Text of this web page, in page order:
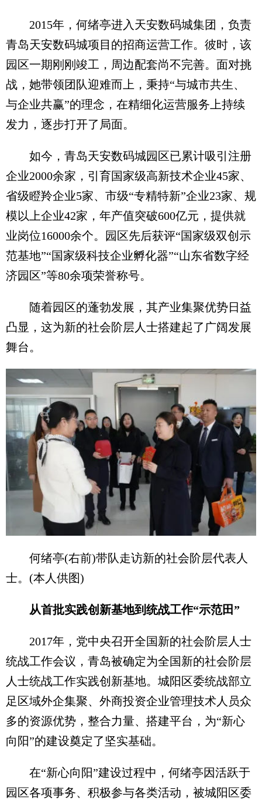
2015年，何绪亭进入天安数码城集团，负责
青岛天安数码城项目的招商运营工作。彼时，该
园区一期刚刚竣工，周边配套尚不完善。面对挑
战，她带领团队迎难而上，秉持“与城市共生、
与企业共赢”的理念，在精细化运营服务上持续
发力，逐步打开了局面。
如今，青岛天安数码城园区已累计吸引注册
企业2000余家，引育国家级高新技术企业45家、
省级瞪羚企业5家、市级“专精特新”企业23家、规
模以上企业42家，年产值突破600亿元，提供就
业岗位16000余个。园区先后获评“国家级双创示
范基地”“国家级科技企业孵化器”“山东省数字经
济园区”等80余项荣誉称号。
随着园区的蓬勃发展，其产业集聚优势日益
凸显，这为新的社会阶层人士搭建起了广阔发展
舞台。
何绪亭(右前)带队走访新的社会阶层代表人
士。(本人供图)
从首批实践创新基地到统战工作“示范田”
2017年，党中央召开全国新的社会阶层人士
统战工作会议，青岛被确定为全国新的社会阶层
人士统战工作实践创新基地。城阳区委统战部立
足区域外企集聚、外商投资企业管理技术人员众
多的资源优势，整合力量、搭建平台，为“新心
向阳”的建设奠定了坚实基础。
在“新心向阳”建设过程中，何绪亭因活跃于
园区各项事务、积极参与各类活动，被城阳区委